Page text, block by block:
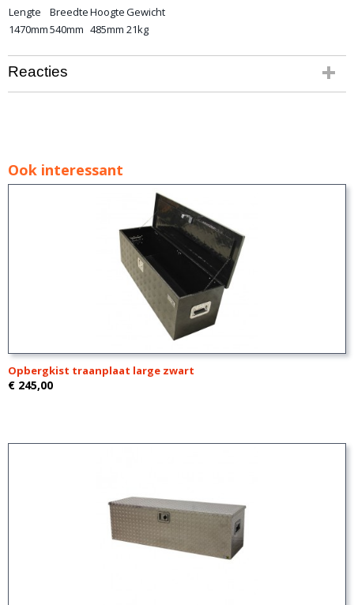
Lengte
BreedteHoogteGewicht
1470mm540mm 485mm 21kg
Reacties
Ook interessant
Opbergkist traanplaat large zwart
€ 245,00